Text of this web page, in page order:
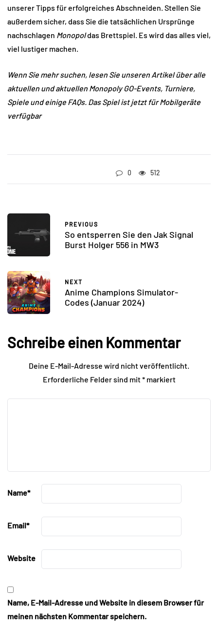
unserer Tipps für erfolgreiches Abschneiden. Stellen Sie
außerdem sicher, dass Sie die tatsächlichen Ursprünge
nachschlagen Monopoldas Brettspiel. Es wird das alles viel,
viel lustiger machen.
Wenn Sie mehr suchen, lesen Sie unseren Artikel über alle
aktuellen und aktuellen Monopoly GO-Events, Turniere,
Spiele und einige FAQs. Das Spiel ist jetzt für Mobilgeräte
verfügbar
0 512
PREVIOUS
So entsperren Sie den Jak Signal
Burst Holger 556 in MW3
NEXT
Anime Champions Simulator-
Codes (Januar 2024)
Schreibe einen Kommentar
Deine E-Mail-Adresse wird nicht veröffentlicht.
Erforderliche Felder sind mit*markiert
Name*
Email*
Website
Name, E-Mail-Adresse und Website in diesem Browser für
meinen nächsten Kommentar speichern.